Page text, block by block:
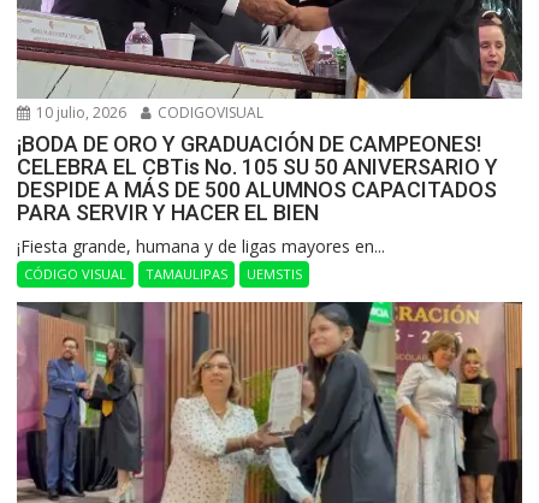
10 julio, 2026 CODIGOVISUAL
¡BODA DE ORO Y GRADUACIÓN DE CAMPEONES!
CELEBRA EL CBTis No. 105 SU 50 ANIVERSARIO Y
DESPIDE A MÁS DE 500 ALUMNOS CAPACITADOS
PARA SERVIR Y HACER EL BIEN
​¡Fiesta grande, humana y de ligas mayores en...
CÓDIGO VISUAL TAMAULIPAS UEMSTIS